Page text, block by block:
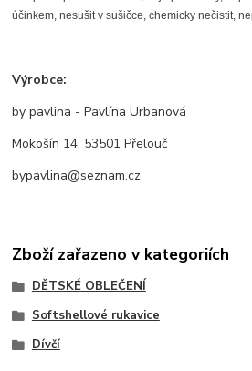
účinkem, nesušit v sušičce, chemicky nečistit,
Výrobce:
by pavlina - Pavlína Urbanová
Mokošín 14, 53501 Přelouč
bypavlina@seznam.cz
Zboží zařazeno v kategoriích
DĚTSKÉ OBLEČENÍ
Softshellové rukavice
Dívčí